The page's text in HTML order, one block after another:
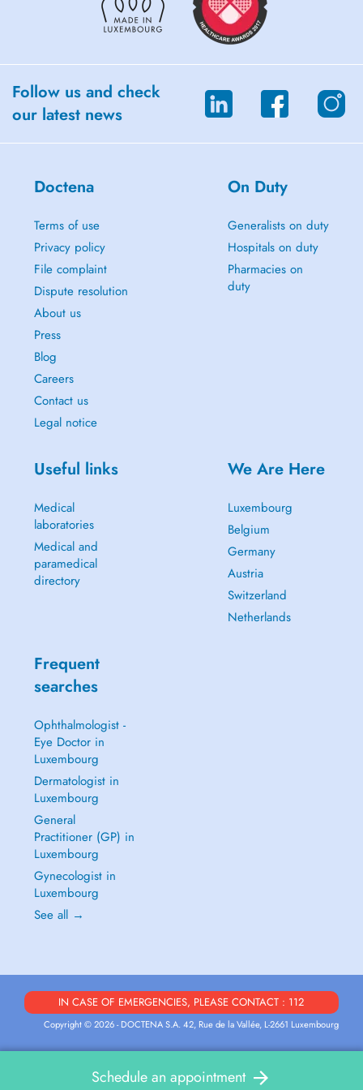
Schedule an appointment
Follow us and check
our latest news
Doctena
Terms of use
Privacy policy
File complaint
Dispute resolution
About us
Press
Blog
Careers
Contact us
Legal notice
On Duty
Generalists on duty
Hospitals on duty
Pharmacies on
duty
Useful links
Medical
laboratories
Medical and
paramedical
directory
We Are Here
Luxembourg
Belgium
Germany
Austria
Switzerland
Netherlands
Frequent
searches
Ophthalmologist -
Eye Doctor in
Luxembourg
Dermatologist in
Luxembourg
General
Practitioner (GP) in
Luxembourg
Gynecologist in
Luxembourg
See all →
IN CASE OF EMERGENCIES, PLEASE CONTACT : 112
Copyright © 2026 - DOCTENA S.A. 42, Rue de la Vallée, L-2661 Luxembourg